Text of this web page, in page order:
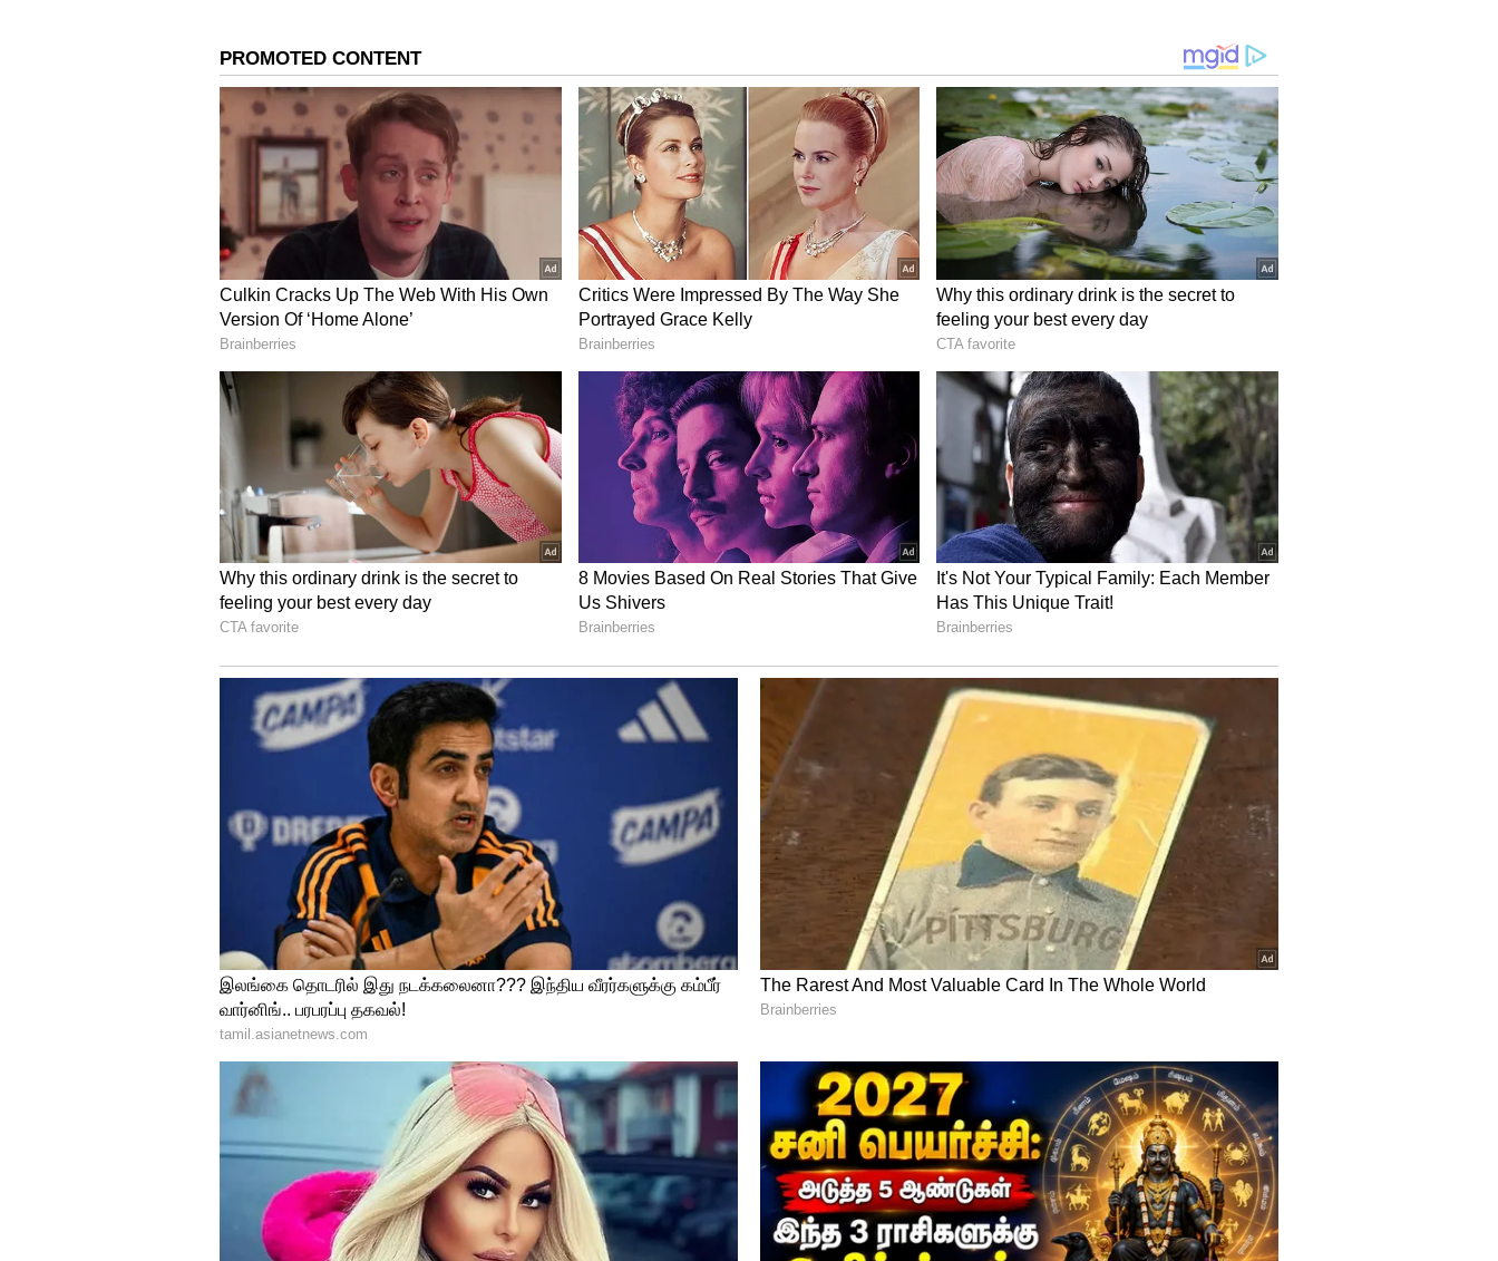
ராசி இருக்கா?
ராசிக்காரர்கள்!
3
5
Image Credit :
சந்திரனை அதிபதியாக கொண்ட கடக ராசி ஆண்கள், இயல்பிலேயே
மற்றவர்கள் மீது அதிக பாசமும், அக்கறையும் காட்டுபவர்கள். தன் துணையைப்
பாதுகாப்பாக பார்த்துக்கொள்வதில் இவர்களுக்கு நிகர் இவர்களே.
எதற்கடுத்தாலும் குடும்பத்தின் நலனுக்கே இவர்களது முதல் முன்னுரிமை
இருக்கும்.
உணர்வுப்பூர்வமாக உங்களை புரிந்துகொள்ளும் குணம் கொண்டவர்கள்.
குடும்பப் பொறுப்புகளை தட்டிக்கழிக்காமல் இன்முகத்தோடு ஏற்பார்கள்.
அமைதியான, அன்பான இல்லற வாழ்க்கையை அமைத்துத் தருவதில்
வல்லவர்கள்.